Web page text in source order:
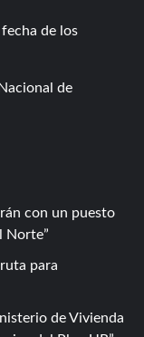
de los
de
con un puesto
Norte
para
de Vivienda